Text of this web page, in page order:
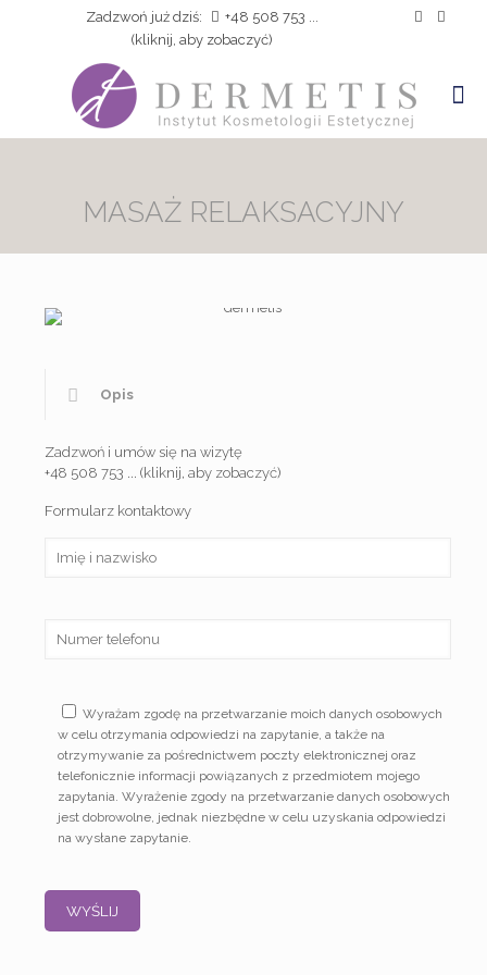
Zadzwoń już dziś:
+48 508 753 ...
(kliknij, aby zobaczyć)
MASAŻ RELAKSACYJNY
Opis
Zadzwoń i umów się na wizytę
+48 508 753 ... (kliknij, aby zobaczyć)
Formularz kontaktowy
Wyrażam zgodę na przetwarzanie moich danych osobowych
w celu otrzymania odpowiedzi na zapytanie, a także na
otrzymywanie za pośrednictwem poczty elektronicznej oraz
telefonicznie informacji powiązanych z przedmiotem mojego
zapytania. Wyrażenie zgody na przetwarzanie danych osobowych
jest dobrowolne, jednak niezbędne w celu uzyskania odpowiedzi
na wysłane zapytanie.